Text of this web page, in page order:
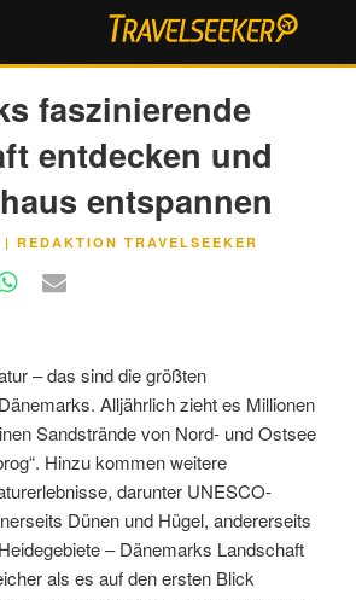
faszinierende
entdecken und
entspannen
| REDAKTION TRAVELSEEKER
– das sind die größten
Alljährlich zieht es Millionen
Sandstrände von Nord- und Ostsee
Hinzu kommen weitere
darunter UNESCO-
Dünen und Hügel, andererseits
– Dänemarks Landschaft
als es auf den ersten Blick